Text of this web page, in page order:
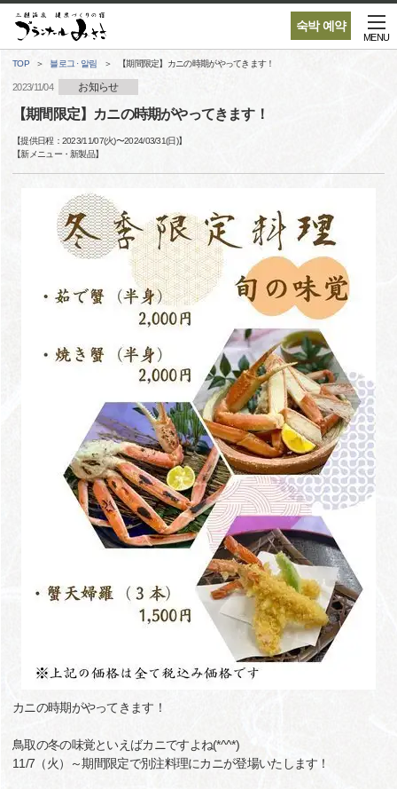
숙박 예약
MENU
TOP 블로그 · 알림 【期間限定】カニの時期がやってきます！
2023/11/04 お知らせ
【期間限定】カニの時期がやってきます！
【提供日程： 2023/11/07(火)〜2024/03/31(日)】
【新メニュー・新製品】
カニの時期がやってきます！
鳥取の冬の味覚といえばカニですよね(*^^*)
11/7（火）～期間限定で別注料理にカニが登場いたします！